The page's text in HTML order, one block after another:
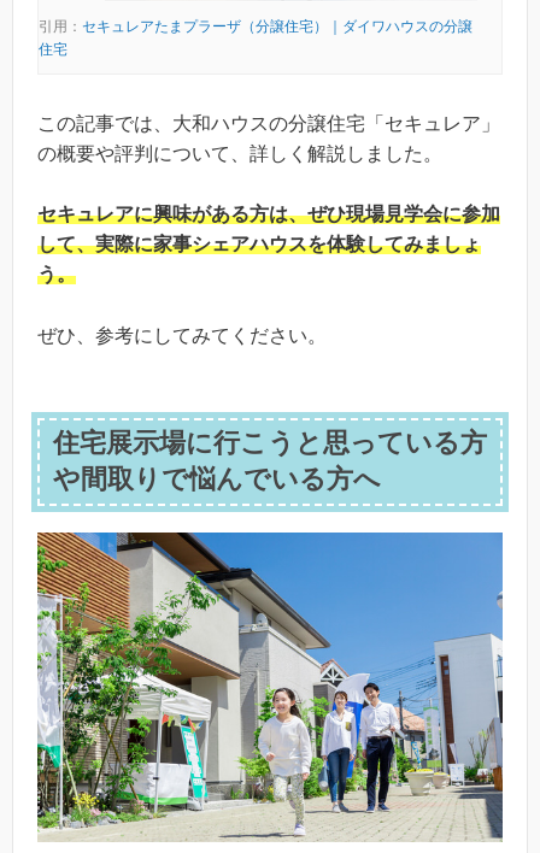
引用： セキュレアたまプラーザ（分譲住宅）｜ダイワハウスの分譲
住宅
この記事では、大和ハウスの分譲住宅「セキュレア」
の概要や評判について、詳しく解説しました。
セキュレアに興味がある方は、ぜひ現場見学会に参加
して、実際に家事シェアハウスを体験してみましょ
う。
ぜひ、参考にしてみてください。
住宅展示場に行こうと思っている方
や間取りで悩んでいる方へ